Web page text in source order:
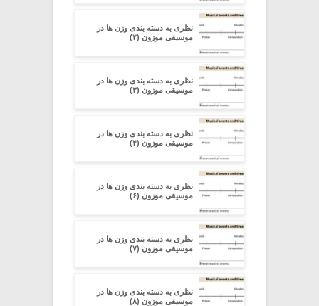
نظری به دسته ‏بندی وزن‏ ها در
موسیقی موزون (۲)
نظری به دسته ‏بندی وزن‏ ها در
موسیقی موزون (۳)
نظری به دسته ‏بندی وزن‏ ها در
موسیقی موزون (۴)
نظری به دسته ‏بندی وزن‏ ها در
موسیقی موزون (۶)
نظری به دسته ‏بندی وزن‏ ها در
موسیقی موزون (۷)
نظری به دسته ‏بندی وزن‏ ها در
موسیقی موزون (۸)